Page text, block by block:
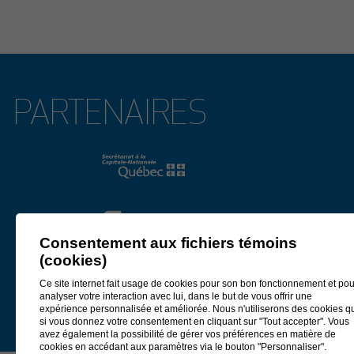
APPEL DE PROJETS EN DÉVELOPPEMENT CULTUREL
2026
Développement Côte-de-Beaupré et le ministère de la Culture et des
Communications, partenaires de l’Entente de développement culturel
développement culturel2025-2027conclue entre les partenaires.
Lire le communiqué
27 janvier 2026
PIERRE LAHOUD, PORTE-PAROLE DES PRIX DU
PATRIMOINE 2026
PARTENAIRES
Consentement aux fichiers témoins
(cookies)
Ce site internet fait usage de cookies pour son bon fonctionnement et
analyser votre interaction avec lui, dans le but de vous offrir une
expérience personnalisée et améliorée. Nous n'utiliserons des cookies
si vous donnez votre consentement en cliquant sur "Tout accepter". Vous
avez également la possibilité de gérer vos préférences en matière de
cookies en accédant aux paramètres via le bouton "Personnaliser".